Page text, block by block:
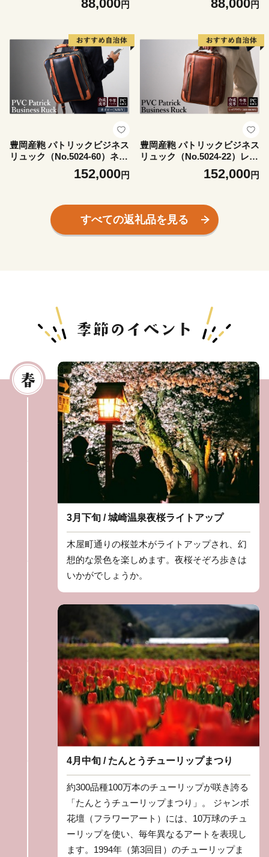
88,000円 88,000円
豊岡産鞄 パトリックビジネス
リュック（No.5024-60）ネイ
ビー / かばん カバン 鞄 バッ
152,000円
豊岡産鞄 パトリックビジネス
リュック（No.5024-22）レッ
ドブラウン / かばん カバン
152,000円
すべての返礼品を見る
3月下旬 / 城崎温泉夜桜ライトアップ
木屋町通りの桜並木がライトアップされ、幻
想的な景色を楽しめます。夜桜そぞろ歩きは
いかがでしょうか。
4月中旬 / たんとうチューリップまつり
約300品種100万本のチューリップが咲き誇る
「たんとうチューリップまつり」。 ジャンボ
花壇（フラワーアート）には、10万球のチュ
ーリップを使い、毎年異なるアートを表現し
ます。1994年（第3回目）のチューリップま